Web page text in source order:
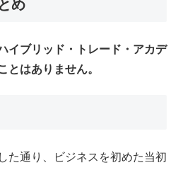
め
イブリッド・トレード・アカデ
とはありません。
た通り、ビジネスを初めた当初